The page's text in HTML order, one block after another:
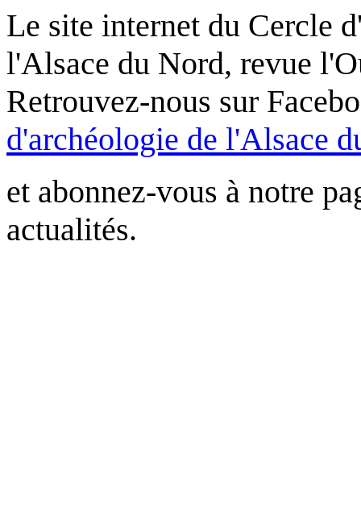
Le site internet du Cercle
l'Alsace du Nord, revue
Retrouvez-nous sur
d'archéologie de l'Alsace
et abonnez-vous à notre
actualités.